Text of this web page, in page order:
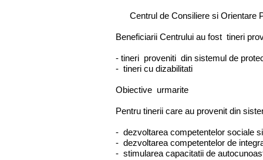
Centrul de Consiliere si Orientare
Beneficiarii Centrului au fost tineri
- tineri proveniti din sistemul de
- tineri cu dizabilitati
Obiective urmarite
Pentru tinerii care au provenit din
- dezvoltarea competentelor sociale
- dezvoltarea competentelor de
- stimularea capacitatii de